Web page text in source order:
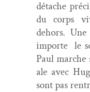
détache
du corps
dehors.
importe le
Paul
ale avec
sont pas